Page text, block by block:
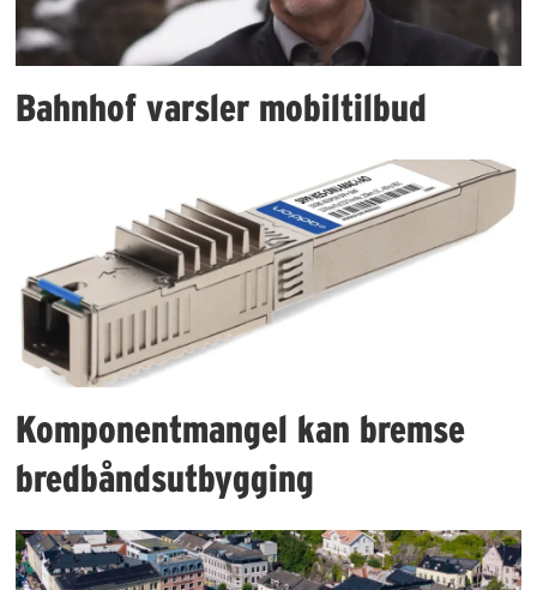
Bahnhof varsler mobiltilbud
Komponentmangel kan bremse
bredbåndsutbygging